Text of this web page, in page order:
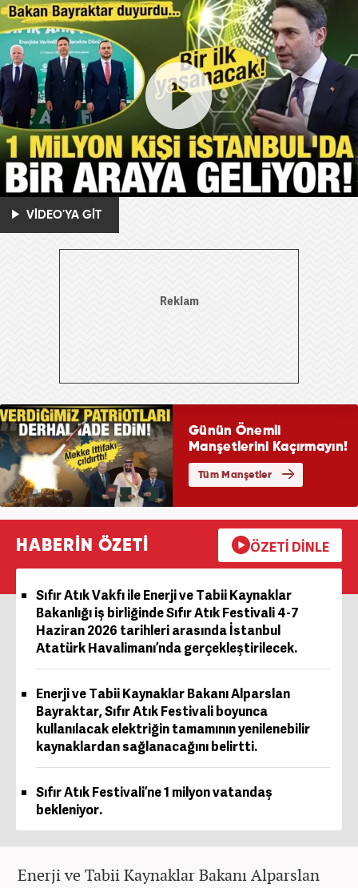
VİDEO'YA GİT
HABERİN ÖZETİ ÖZETİ DİNLE
Sıfır Atık Vakfı ile Enerji ve Tabii Kaynaklar
Bakanlığı iş birliğinde Sıfır Atık Festivali 4-7
Haziran 2026 tarihleri arasında İstanbul
Atatürk Havalimanı’nda gerçekleştirilecek.
Enerji ve Tabii Kaynaklar Bakanı Alparslan
Bayraktar, Sıfır Atık Festivali boyunca
kullanılacak elektriğin tamamının yenilenebilir
kaynaklardan sağlanacağını belirtti.
Sıfır Atık Festivali’ne 1 milyon vatandaş
bekleniyor.
Enerji ve Tabii Kaynaklar Bakanı Alparslan